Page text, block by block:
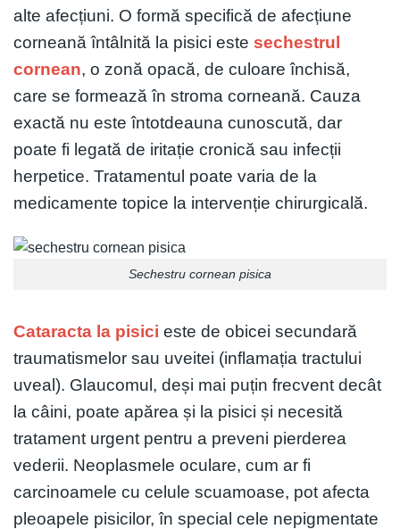
alte afecțiuni. O formă specifică de afecțiune
corneană întâlnită la pisici este sechestrul
cornean, o zonă opacă, de culoare închisă,
care se formează în stroma corneană. Cauza
exactă nu este întotdeauna cunoscută, dar
poate fi legată de iritație cronică sau infecții
herpetice. Tratamentul poate varia de la
medicamente topice la intervenție chirurgicală.
Sechestru cornean pisica
Cataracta la pisici este de obicei secundară
traumatismelor sau uveitei (inflamația tractului
uveal). Glaucomul, deși mai puțin frecvent decât
la câini, poate apărea și la pisici și necesită
tratament urgent pentru a preveni pierderea
vederii. Neoplasmele oculare, cum ar fi
carcinoamele cu celule scuamoase, pot afecta
pleoapele pisicilor, în special cele nepigmentate